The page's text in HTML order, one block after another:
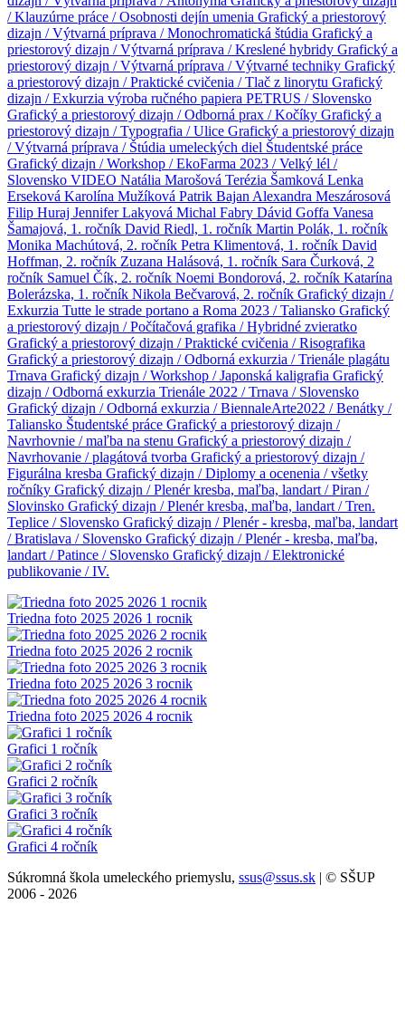
/ Klauzúrne práce / Osobnosti dejín umenia Grafický a priestorový
dizajn / Výtvarná príprava / Monochromatická štúdia Grafický a
priestorový dizajn / Výtvarná príprava / Kreslené hybridy Grafický a
priestorový dizajn / Výtvarná príprava / Výtvarné techniky Grafický
a priestorový dizajn / Praktické cvičenia / Tlač z linorytu Grafický
dizajn / Exkurzia výroba ručného papiera PETRUS / Slovensko
Grafický a priestorový dizajn / Odborná prax / Kočíky Grafický a
priestorový dizajn / Typografia / Ulice Grafický a priestorový dizajn
/ Výtvarná príprava / Štúdia umeleckých diel Študentské práce
Grafický dizajn / Workshop / EkoFarma 2023 / Velký lél /
Slovensko VIDEO Natália Marošová Terézia Šamková Lenka
Erseková Karolína Mužíková Patrik BajanAlexandra Meszárosová
Filip Huraj Jennifer Lakyová Michal Fabry Dávid Goffa Vanesa
Šamajová, 1. ročník David Riedl, 1. ročník Martin Polák, 1. ročník
Monika Machútová, 2. ročník Petra Klimentová, 1. ročník David
Hoffman, 2. ročník Zuzana Halásová, 1. ročník Sara Čurková, 2
ročník Samuel Čík, 2. ročník Noemi Bondorová, 2. ročník Katarína
Bolerázska, 1. ročník Nikola Bečvarová, 2. ročník Grafický dizajn /
Exkurzia Tutte le strade portano a Roma 2023 / Taliansko Grafický
a priestorový dizajn / Počítačová grafika / Hybridné zvieratko
Grafický a priestorový dizajn / Praktické cvičenia / Risografika
Grafický a priestorový dizajn / Odborná exkurzia / Trienále plagátu
Trnava Grafický dizajn / Workshop / Japonská kaligrafia Grafický
dizajn / Odborná exkurzia Trienále 2022 / Trnava / Slovensko
Grafický dizajn / Odborná exkurzia / BiennaleArte2022 / Benátky /
Taliansko Študentské práce Grafický a priestorový dizajn /
Navrhovnie / maľba na stenu Grafický a priestorový dizajn /
Navrhovanie / plagátová tvorba Grafický a priestorový dizajn /
Figurálna kresba Grafický dizajn / Diplomy a ocenenia / všetky
ročníky Grafický dizajn / Plenér kresba, maľba, landart / Piran /
Slovinsko Grafický dizajn / Plenér kresba, maľba, landart / Tren.
Teplice / Slovensko Grafický dizajn / Plenér - kresba, maľba, landart
/ Bratislava / Slovensko Grafický dizajn / Plenér - kresba, maľba,
landart / Patince / Slovensko Grafický dizajn / Elektronické
publikovanie / IV.
Triedna foto 2025 2026 1 rocnik
Triedna foto 2025 2026 2 rocnik
Triedna foto 2025 2026 3 rocnik
Triedna foto 2025 2026 4 rocnik
Grafici 1 ročník
Grafici 2 ročník
Grafici 3 ročník
Grafici 4 ročník
Súkromná škola umeleckého priemyslu, ssus@ssus.sk | © SŠUP
2006 - 2026